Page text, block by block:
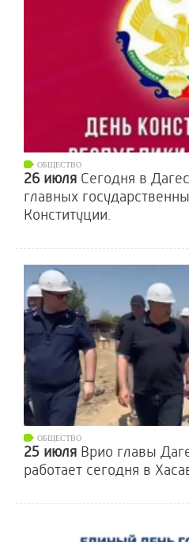
ОБЩЕСТВО
26 июля Сегодня в
главных
Конституции.
ОБЩЕСТВО
25 июля Врио главы
работает сегодня в